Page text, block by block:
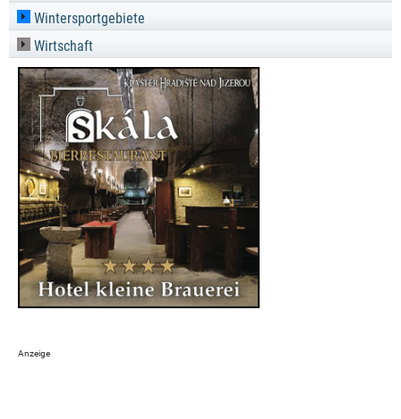
Wintersportgebiete
Wirtschaft